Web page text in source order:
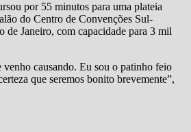
por 55 minutos para uma plateia
do Centro de Convenções Sul-
de Janeiro, com capacidade para 3 mil
venho causando. Eu sou o patinho feio
que seremos bonito brevemente”,